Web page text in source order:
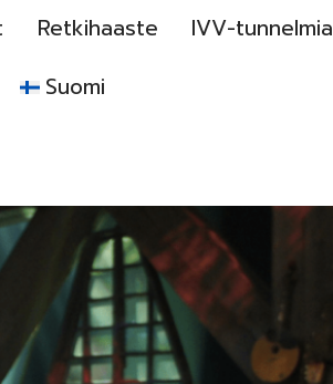
Retkihaaste IVV-tunnelmia
Suomi